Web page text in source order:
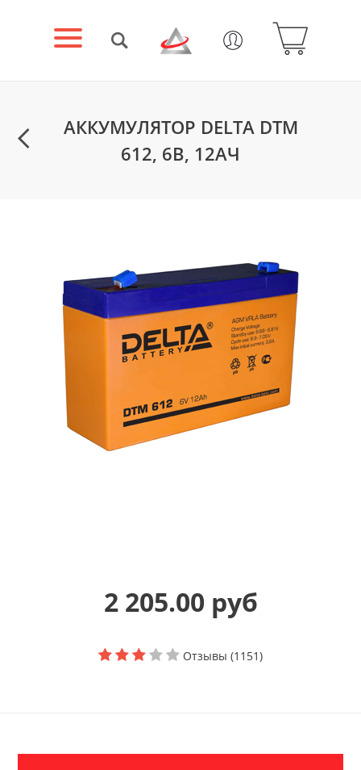
АККУМУЛЯТОР DELTA DTM
612, 6В, 12АЧ
2 205.00 руб
Отзывы (1151)